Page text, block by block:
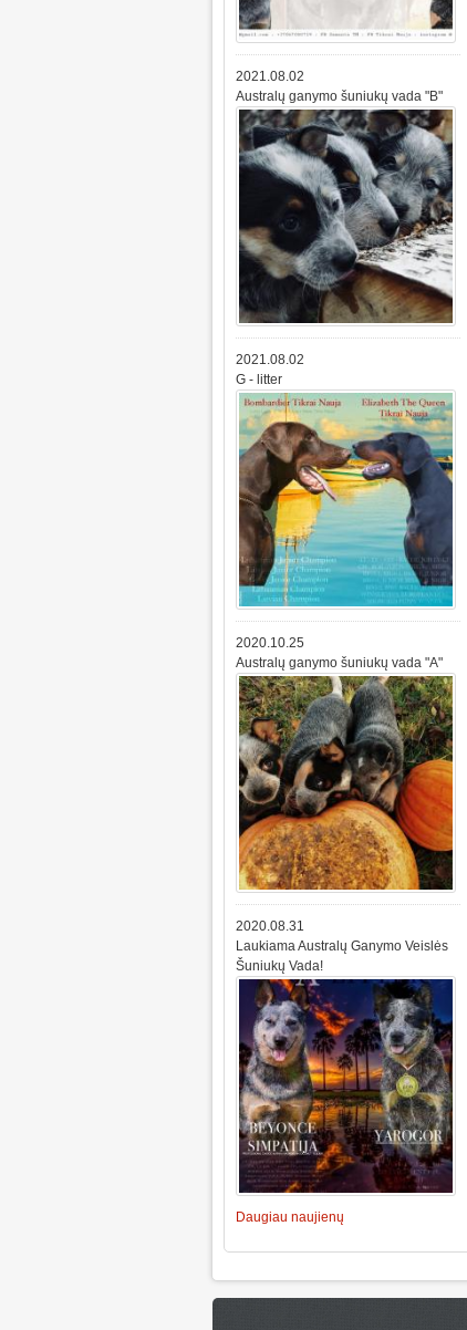
2021.08.02
Australų ganymo šuniukų vada "B"
2021.08.02
G - litter
2020.10.25
Australų ganymo šuniukų vada "A"
2020.08.31
Laukiama Australų Ganymo Veislės
Šuniukų Vada!
Daugiau naujienų